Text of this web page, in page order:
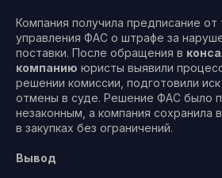
Компания получила предписание от
управления ФАС о штрафе за
поставки. После обращения в
компанию юристы выявили
решении комиссии, подготовили
отмены в суде. Решение ФАС было
незаконным, а компания сохранила
в закупках без ограничений.
Вывод